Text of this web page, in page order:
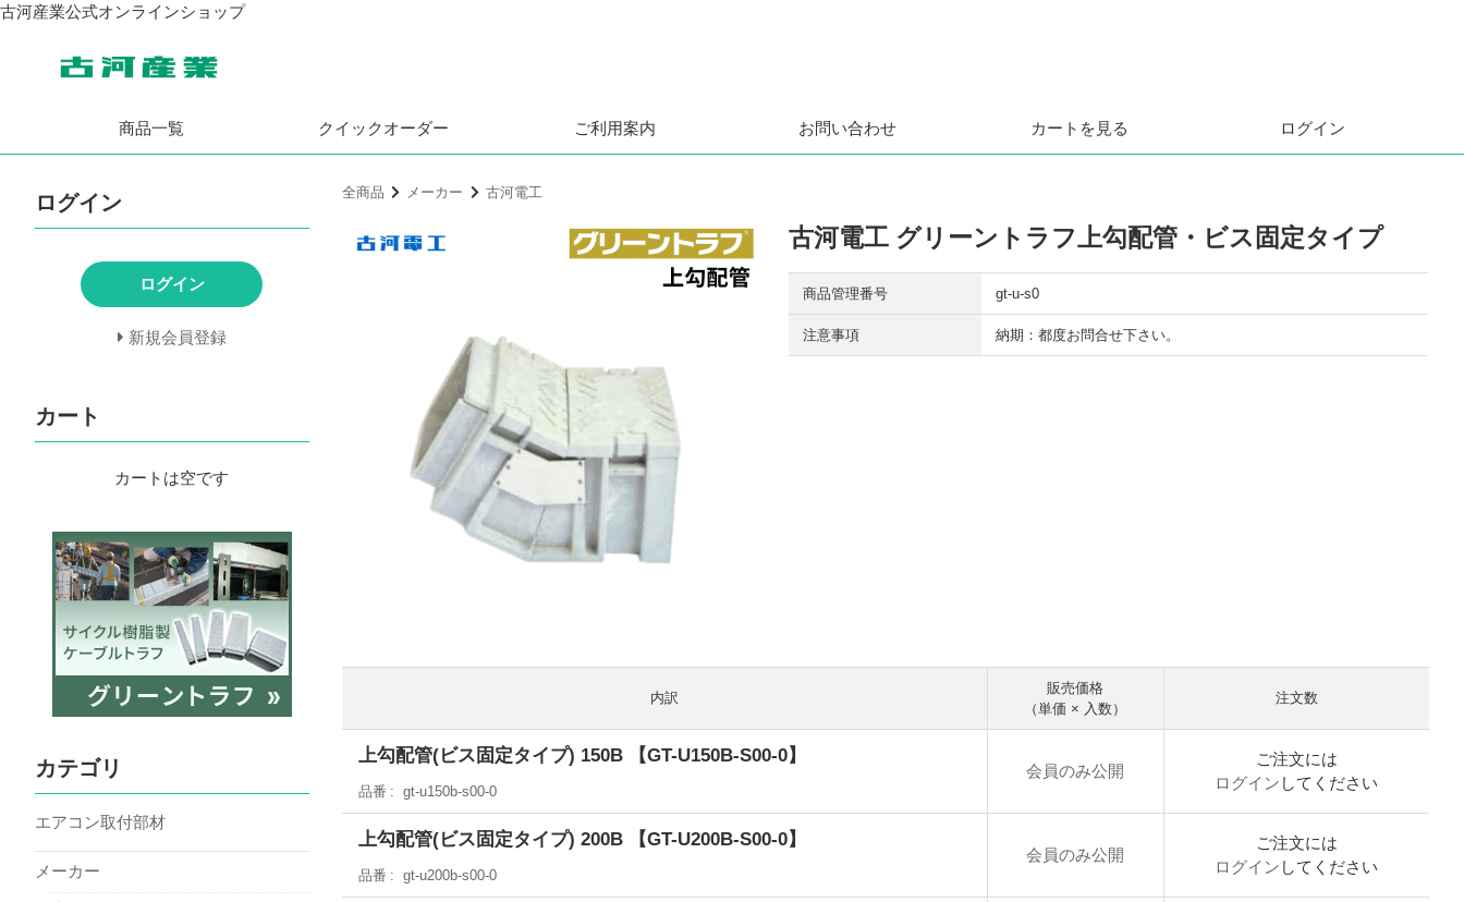
古河産業公式オンラインショップ
商品一覧 クイックオーダー ご利用案内 お問い合わせ カートを見る ログイン
全商品 メーカー 古河電工
古河電工 グリーントラフ上勾配管・ビス固定タイプ
商品管理番号 gt-u-s0
注意事項 納期：都度お問合せ下さい。
内訳
販売価格
（単価 × 入数）
注文数
上勾配管(ビス固定タイプ) 150B 【GT-U150B-S00-0】
品番 gt-u150b-s00-0
会員のみ公開
ご注文には
ログイン してください
上勾配管(ビス固定タイプ) 200B 【GT-U200B-S00-0】
品番 gt-u200b-s00-0
会員のみ公開
ご注文には
ログイン してください
ログイン
ログイン
新規会員登録
カート
カートは空です
カテゴリ
エアコン取付部材
メーカー